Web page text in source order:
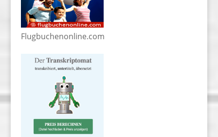
Flugbuchenonline.com